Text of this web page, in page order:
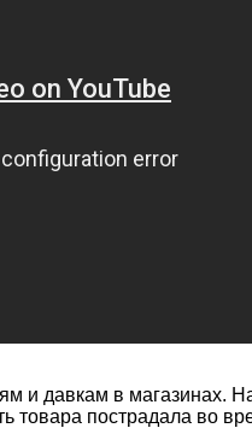
и давкам в магазинах.
товара пострадала во